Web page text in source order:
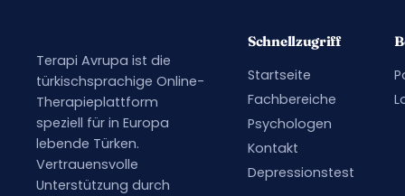
Terapi Avrupa ist die
türkischsprachige Online-
Therapieplattform
speziell für in Europa
lebende Türken.
Vertrauensvolle
Unterstützung durch
Schnellzugriff
Startseite
Fachbereiche
Psychologen
Kontakt
Depressionstest